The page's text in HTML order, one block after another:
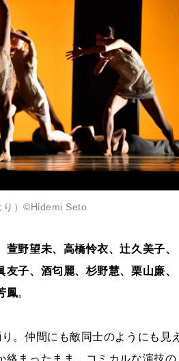
り）©️Hidemi Seto
萱野望未、高橋怜衣、辻久美子、
子、 酒匂麗、杉野慧、栗山廉、
鳳。
。仲間にも敵同士のようにも見え